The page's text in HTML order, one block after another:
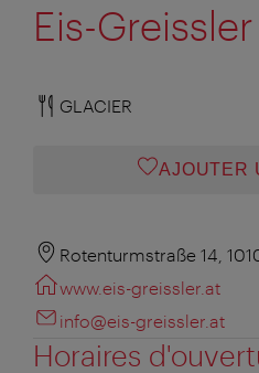
Eis-Greissler
GLACIER
AJOUTER
Rotenturmstraße 14,
www.eis-greissler.at
info@eis-greissler.at
Horaires